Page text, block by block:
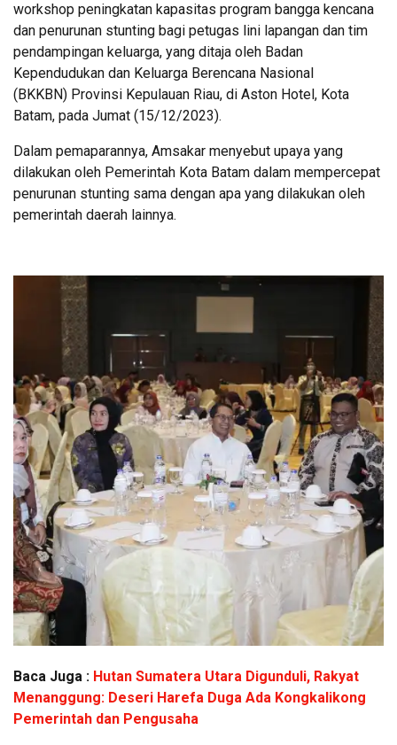
workshop peningkatan kapasitas program bangga kencana
dan penurunan stunting bagi petugas lini lapangan dan tim
pendampingan keluarga, yang ditaja oleh Badan
Kependudukan dan Keluarga Berencana Nasional
(BKKBN) Provinsi Kepulauan Riau, di Aston Hotel, Kota
Batam, pada Jumat (15/12/2023).
Dalam pemaparannya, Amsakar menyebut upaya yang
dilakukan oleh Pemerintah Kota Batam dalam mempercepat
penurunan stunting sama dengan apa yang dilakukan oleh
pemerintah daerah lainnya.
Baca Juga : Hutan Sumatera Utara Digunduli, Rakyat
Menanggung: Deseri Harefa Duga Ada Kongkalikong
Pemerintah dan Pengusaha